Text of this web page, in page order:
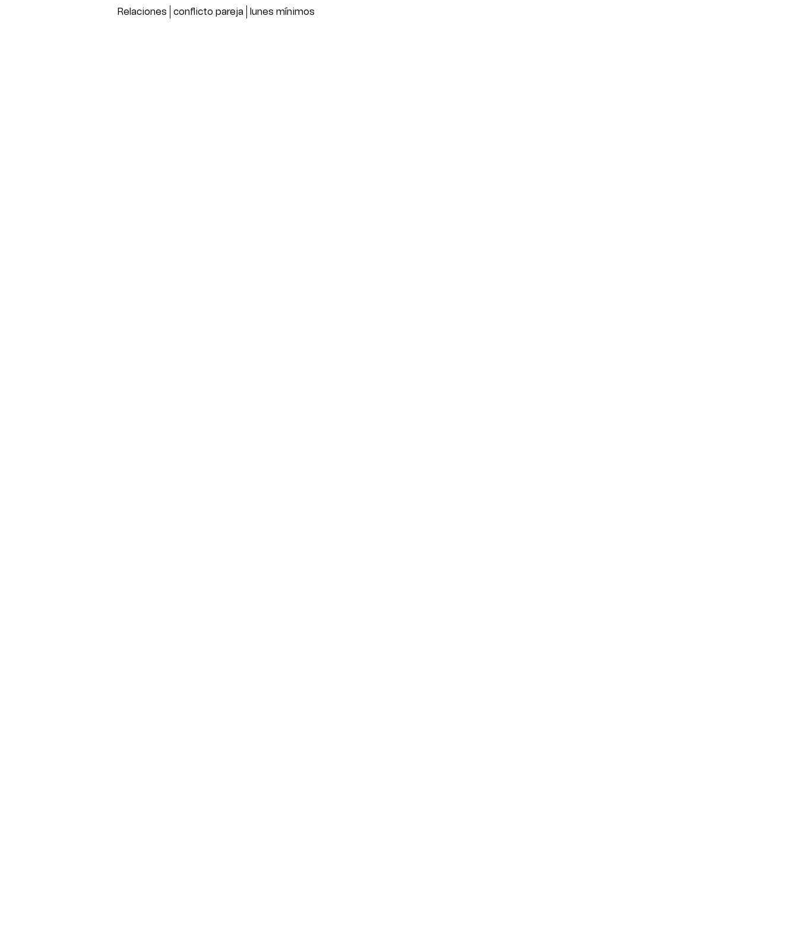
Relaciones conflicto pareja lunes mínimos